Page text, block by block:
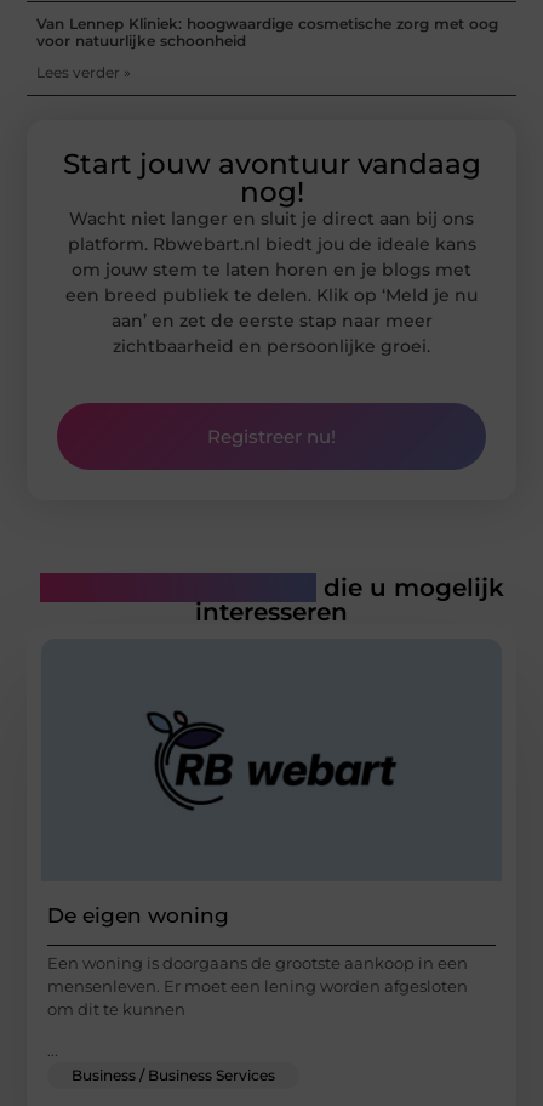
Van Lennep Kliniek: hoogwaardige cosmetische zorg met oog
voor natuurlijke schoonheid
Lees verder »
Start jouw avontuur vandaag
nog!
Wacht niet langer en sluit je direct aan bij ons
platform. Rbwebart.nl biedt jou de ideale kans
om jouw stem te laten horen en je blogs met
een breed publiek te delen. Klik op ‘Meld je nu
aan’ en zet de eerste stap naar meer
zichtbaarheid en persoonlijke groei.
Registreer nu!
die u mogelijk
interesseren
De eigen woning
Een woning is doorgaans de grootste aankoop in een
mensenleven. Er moet een lening worden afgesloten
om dit te kunnen
Business / Business Services